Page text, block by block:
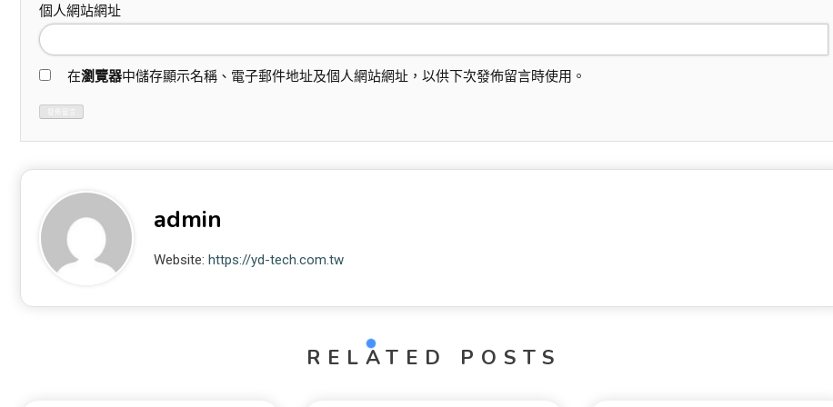
個人網站網址
在瀏覽器中儲存顯示名稱、電子郵件地址及個人網站網址，以供下次發佈留言時使用。
admin
Website: https://yd-tech.com.tw
RELATED POSTS